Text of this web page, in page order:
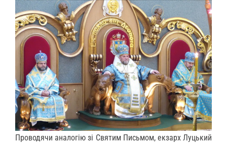
Проводячи аналогію зі Святим Письмом, екзарх Луцький